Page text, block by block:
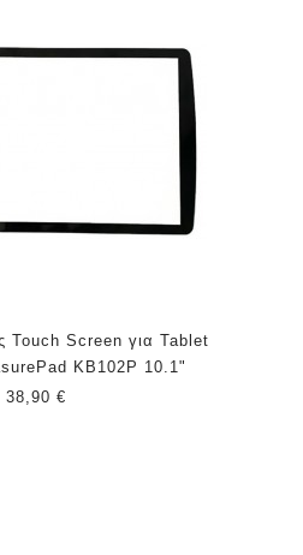
Touch Screen για Tablet
KB102P 10.1"
38,90 €